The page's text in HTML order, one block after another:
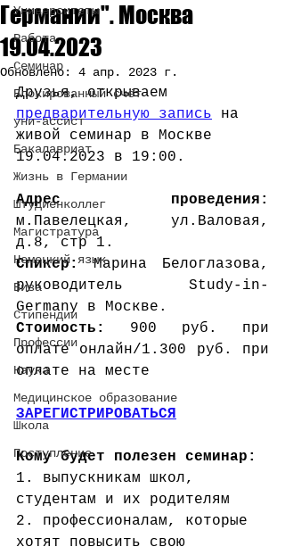
Университеты
Работа
Семинар
Блокированный счёт
уни-ассист
Бакалавриат
Жизнь в Германии
Штудиенколлег
Магистратура
Немецкий язык
Виза
Стипендии
Профессии
Наука
Медицинское образование
Школа
Поступление
Германии". Москва
19.04.2023
Обновлено: 4 апр. 2023 г.
Друзья, открываем
предварительную запись на
живой семинар в Москве
19.04.2023 в 19:00.
м.Павелецкая, ул.Валовая,
д.8, стр 1.
Спикер: Марина Белоглазова,
руководитель Study-in-
Germany в Москве.
Стоимость:
900 руб. при
оплате онлайн/1.300 руб. при
оплате на месте
ЗАРЕГИСТРИРОВАТЬСЯ
Кому будет полезен семинар:
1. выпускникам школ,
студентам и их родителям
2. профессионалам, которые
хотят повысить свою